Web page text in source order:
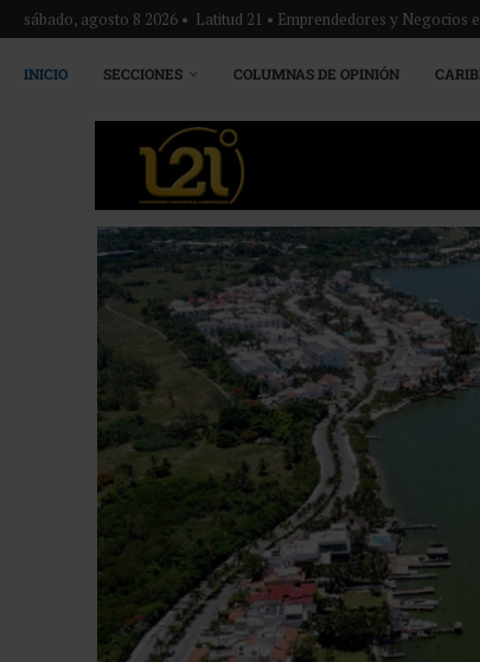
sábado, agosto 8 2026 • Latitud 21 • Emprendedores y Negocios
INICIO SECCIONES COLUMNAS DE OPINIÓN